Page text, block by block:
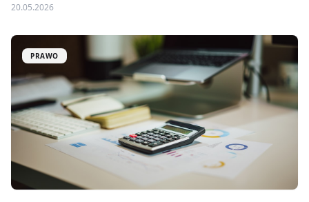
20.05.2026
PRAWO